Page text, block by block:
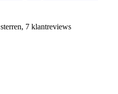
7 klantreviews